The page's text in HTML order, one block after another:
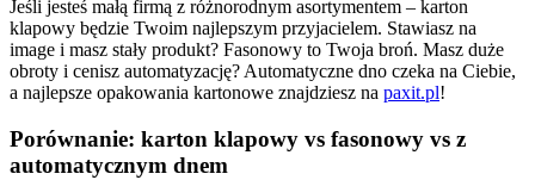
Jeśli jesteś małą firmą z różnorodnym asortymentem – karton
klapowy będzie Twoim najlepszym przyjacielem. Stawiasz na
image i masz stały produkt? Fasonowy to Twoja broń. Masz duże
obroty i cenisz automatyzację? Automatyczne dno czeka na Ciebie,
a najlepsze opakowania kartonowe znajdziesz na paxit.pl!
Porównanie: karton klapowy vs fasonowy vs z
automatycznym dnem